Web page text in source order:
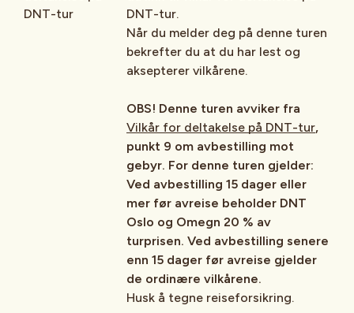
DNT-tur
DNT-tur.
Når du melder deg på denne turen
bekrefter du at du har lest og
aksepterer vilkårene.
OBS! Denne turen avviker fra
Vilkår for deltakelse på DNT-tur,
punkt 9 om avbestilling mot
gebyr. For denne turen gjelder:
Ved avbestilling 15 dager eller
mer før avreise beholder DNT
Oslo og Omegn 20 % av
turprisen. Ved avbestilling senere
enn 15 dager før avreise gjelder
de ordinære vilkårene.
Husk å tegne reiseforsikring.